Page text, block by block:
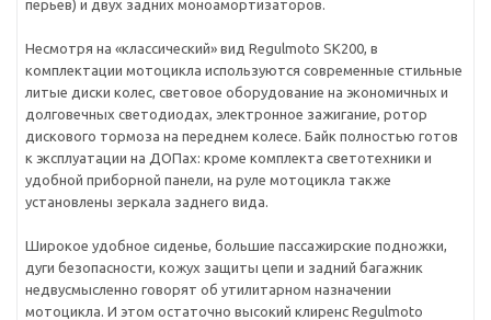
перьев) и двух задних моноамортизаторов.
Несмотря на «классический» вид Regulmoto SK200, в
комплектации мотоцикла используются современные стильные
литые диски колес, световое оборудование на экономичных и
долговечных светодиодах, электронное зажигание, ротор
дискового тормоза на переднем колесе. Байк полностью готов
к эксплуатации на ДОПах: кроме комплекта светотехники и
удобной приборной панели, на руле мотоцикла также
установлены зеркала заднего вида.
Широкое удобное сиденье, большие пассажирские подножки,
дуги безопасности, кожух защиты цепи и задний багажник
недвусмысленно говорят об утилитарном назначении
мотоцикла. И этом остаточно высокий клиренс Regulmoto